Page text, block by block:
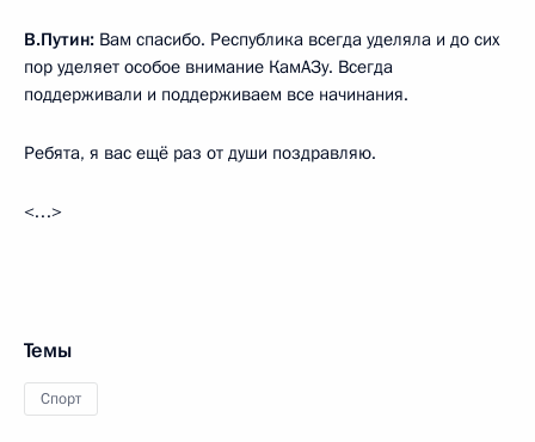
В.Путин: Вам спасибо. Республика всегда уделяла и до сих
пор уделяет особое внимание КамАЗу. Всегда
поддерживали и поддерживаем все начинания.
Ребята, я вас ещё раз от души поздравляю.
<…>
Темы
Спорт